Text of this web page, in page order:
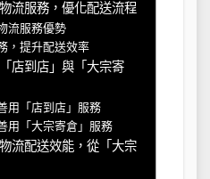
流服務，優化配送流程
流服務優勢
，提升配送效率
店到店」與「大宗寄
用「店到店」服務
用「大宗寄倉」服務
流配送效能，從「大宗